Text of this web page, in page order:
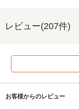
レビュー(207件)
お客様からのレビュー